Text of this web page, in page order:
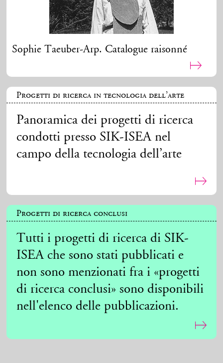
Sophie Taeuber-Arp. Catalogue raisonné
Progetti di ricerca in tecnologia dell’arte
Panoramica dei progetti di ricerca
condotti presso SIK-ISEA nel
campo della tecnologia dell’arte
Progetti di ricerca conclusi
Tutti i progetti di ricerca di SIK-
ISEA che sono stati pubblicati e
non sono menzionati fra i «progetti
di ricerca conclusi» sono disponibili
nell'elenco delle pubblicazioni.